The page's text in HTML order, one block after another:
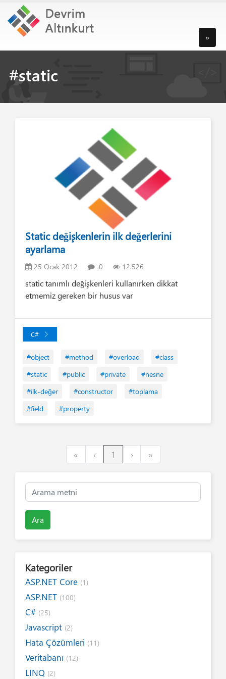
»
#static
Static değişkenlerin ilk değerlerini
ayarlama
25 Ocak 2012 0 12.526
static tanımlı değişkenleri kullanırken dikkat
etmemiz gereken bir husus var
C#
#object #method #overload
#class
#static
#public #private
#nesne
#ilk-değer
#constructor
#toplama
#field
#property
«First ‹Previous
1 ›Next»Last
Ara
Kategoriler
ASP.NET Core (1)
ASP.NET (100)
C# (25)
Javascript (2)
Hata Çözümleri (11)
Veritabanı (12)
LINQ (2)